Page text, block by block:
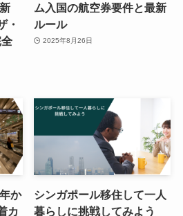
・
ム入国の航空券要件と最新
ルール
2025年8月26日
か
カ
シンガポール移住して一人
暮らしに挑戦してみよう